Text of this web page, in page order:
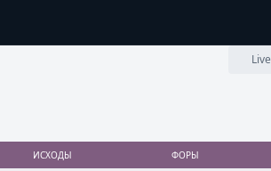
Live
ИСХОДЫ ФОРЫ